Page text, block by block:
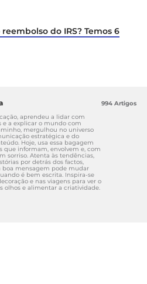
do IRS? Temos 6
aprendeu a lidar com
e a explicar o mundo com
mergulhou no universo
estratégica e do
Hoje, usa essa bagagem
que informam, envolvem e, com
sorriso. Atenta às tendências,
por detrás dos factos,
mensagem pode mudar
é bem escrita. Inspira-se
e nas viagens para ver o
olhos e alimentar a criatividade.
994 Artigos